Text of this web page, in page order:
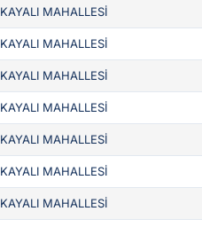
KAYALI MAHALLESİ
KAYALI MAHALLESİ
KAYALI MAHALLESİ
KAYALI MAHALLESİ
KAYALI MAHALLESİ
KAYALI MAHALLESİ
KAYALI MAHALLESİ